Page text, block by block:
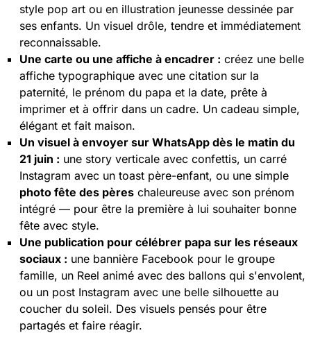
style pop art ou en illustration jeunesse dessinée par
ses enfants. Un visuel drôle, tendre et immédiatement
reconnaissable.
Une carte ou une affiche à encadrer : créez une belle
affiche typographique avec une citation sur la
paternité, le prénom du papa et la date, prête à
imprimer et à offrir dans un cadre. Un cadeau simple,
élégant et fait maison.
Un visuel à envoyer sur WhatsApp dès le matin du
21 juin : une story verticale avec confettis, un carré
Instagram avec un toast père-enfant, ou une simple
photo fête des pères chaleureuse avec son prénom
intégré — pour être la première à lui souhaiter bonne
fête avec style.
Une publication pour célébrer papa sur les réseaux
sociaux : une bannière Facebook pour le groupe
famille, un Reel animé avec des ballons qui s'envolent,
ou un post Instagram avec une belle silhouette au
coucher du soleil. Des visuels pensés pour être
partagés et faire réagir.